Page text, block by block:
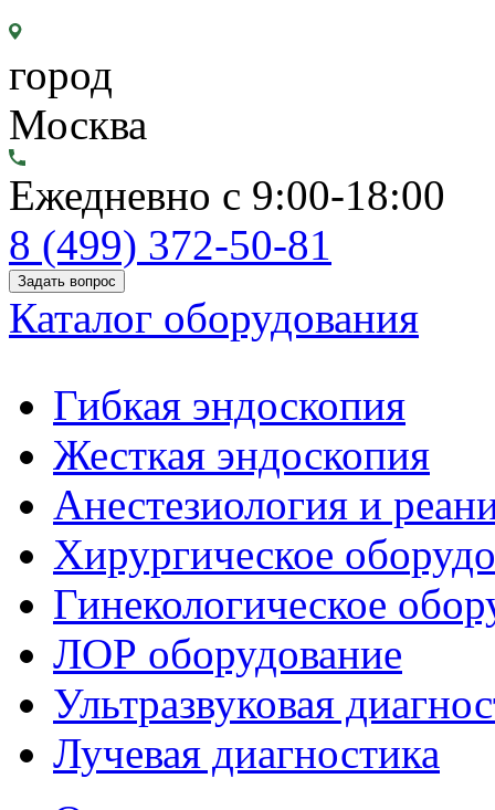
город
Москва
Ежедневно с 9:00-18:00
8 (499) 372-50-81
Задать вопрос
Каталог оборудования
Гибкая эндоскопия
Жесткая эндоскопия
Анестезиология и
Хирургическое
Гинекологическое
ЛОР оборудование
Ультразвуковая
Лучевая диагностика